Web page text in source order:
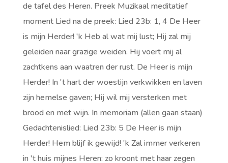
de tafel des Heren. Preek Muzikaal meditatief
moment Lied na de preek: Lied 23b: 1, 4 De Heer
is mijn Herder! 'k Heb al wat mij lust; Hij zal mij
geleiden naar grazige weiden. Hij voert mij al
zachtkens aan waatren der rust. De Heer is mijn
Herder! In 't hart der woestijn verkwikken en laven
zijn hemelse gaven; Hij wil mij versterken met
brood en met wijn. In memoriam (allen gaan staan)
Gedachtenislied: Lied 23b: 5 De Heer is mijn
Herder! Hem blijf ik gewijd! 'k Zal immer verkeren
in 't huis mijnes Heren: zo kroont met haar zegen